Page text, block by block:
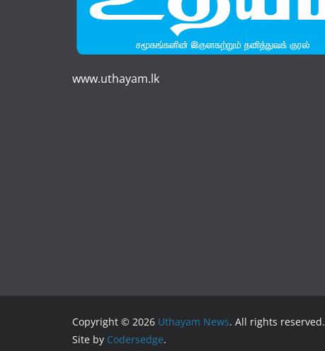
www.uthayam.lk
Copyright © 2026 Uthayam News. All rights reserved.
Site by Codersedge.